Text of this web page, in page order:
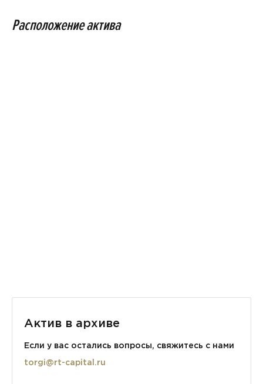
минеральной воды, находящихся прямо в городе, был
Площадь 9270 кв.м., кадастровый номер:
Категория земель: земли населенных пунктов.
Расположение актива
Актив в архиве
Если у вас остались вопросы, свяжитесь с нами
torgi@rt-capital.ru